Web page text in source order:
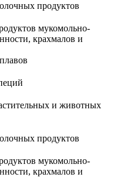
продуктов
мукомольно-
крахмалов и
и животных
продуктов
мукомольно-
крахмалов и